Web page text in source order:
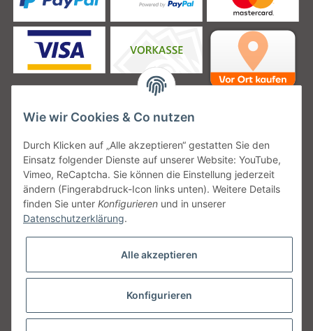
Unsere Versanddienstleister
Unsere Communities
Vertrag widerrufen
Wie wir Cookies & Co nutzen
Durch Klicken auf „Alle akzeptieren“ gestatten Sie den
Einsatz folgender Dienste auf unserer Website: YouTube,
Vimeo, ReCaptcha. Sie können die Einstellung jederzeit
ändern (Fingerabdruck-Icon links unten). Weitere Details
finden Sie unter Konfigurieren und in unserer
Datenschutzerklärung.
Alle akzeptieren
Konfigurieren